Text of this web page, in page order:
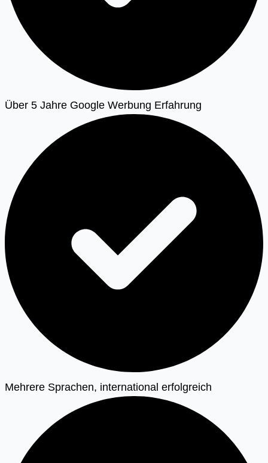
Über 5 Jahre Google Werbung Erfahrung
Mehrere Sprachen, international erfolgreich